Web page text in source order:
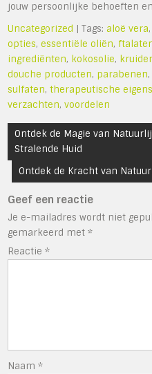
jouw persoonlijke behoeften
Uncategorized | Tags: aloë vera
opties,essentiële oliën,
ingrediënten, kokosolie,
douche producten, parabenen,
sulfaten,therapeutische
verzachten,voordelen
Bericht
navigatie
Ontdek de Magie van
Stralende Huid
Ontdek de Kracht van
Geef een reactie
Je e-mailadres wordt niet
gemarkeerd met*
Reactie*
Naam*